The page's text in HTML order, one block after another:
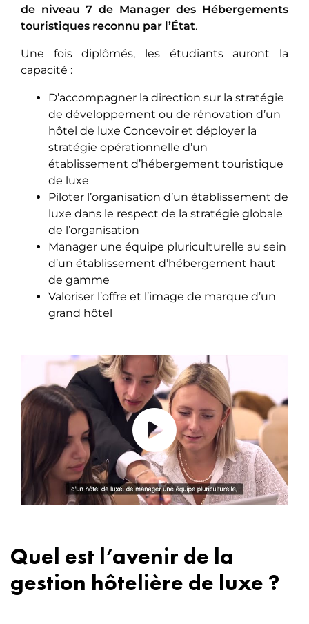
de niveau 7 de Manager des Hébergements
touristiques reconnu par l’État.
Une fois diplômés, les étudiants auront la
capacité :
D’accompagner la direction sur la stratégie
de développement ou de rénovation d’un
hôtel de luxe Concevoir et déployer la
stratégie opérationnelle d’un
établissement d’hébergement touristique
de luxe
Piloter l’organisation d’un établissement de
luxe dans le respect de la stratégie globale
de l’organisation
Manager une équipe pluriculturelle au sein
d’un établissement d’hébergement haut
de gamme
Valoriser l’offre et l’image de marque d’un
grand hôtel
Présentation du
Mastère Hôtellerie
de Luxe de l'ESG
Luxe
Quel est l’avenir de la
gestion hôtelière de luxe ?